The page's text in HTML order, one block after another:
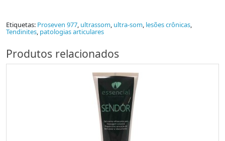
Etiquetas: Proseven 977, ultrassom, ultra-som, lesões crônicas,
Tendinites, patologias articulares
Produtos relacionados